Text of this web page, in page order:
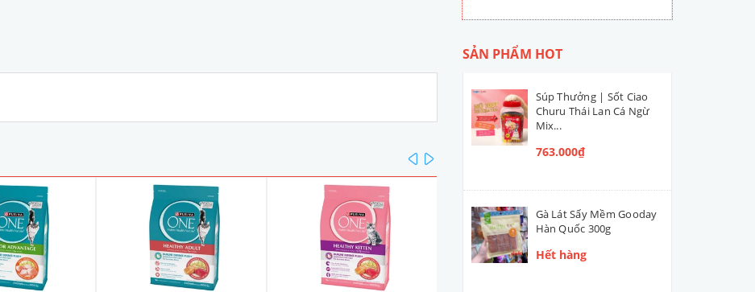
prev
SẢN PHẨM HOT
Súp Thưởng | Sốt Ciao
Churu Thái Lan Cá Ngừ
Mix...
763.000₫
Gà Lát Sấy Mềm Gooday
Hàn Quốc 300g
Hết hàng